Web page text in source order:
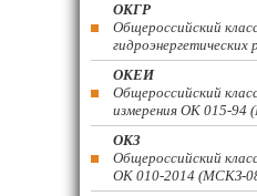
ОКГР
Общероссийский
ОКЕИ
Общероссийский
измерения ОК 015-94
ОКЗ
Общероссийский
ОК 010-2014 (МСКЗ-